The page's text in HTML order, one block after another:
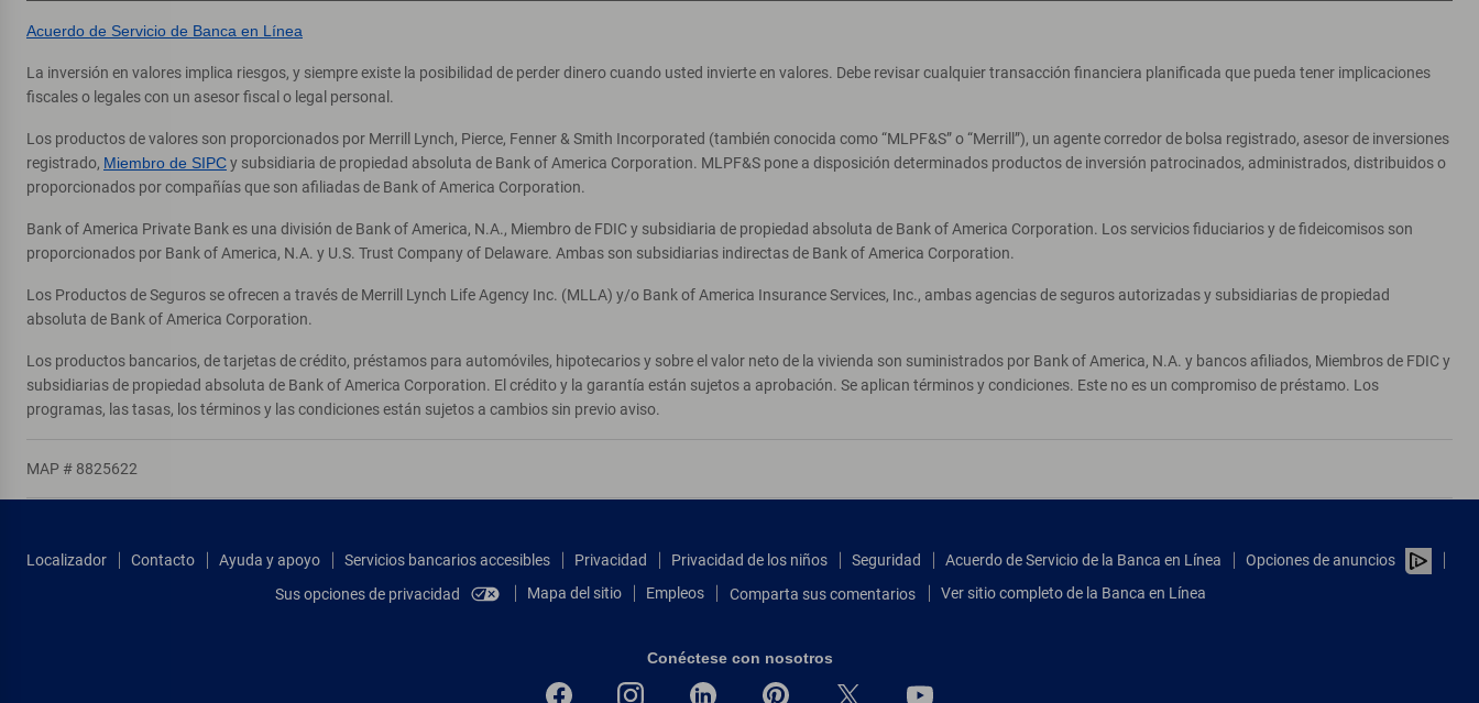
Acuerdo de Servicio de Banca en Línea
La inversión en valores implica riesgos, y siempre existe la posibilidad de perder dinero cuando usted invierte en valores. Debe revisar cualquier transacción financiera planificada que pueda tener implicaciones
fiscales o legales con un asesor fiscal o legal personal.
Los productos de valores son proporcionados por Merrill Lynch, Pierce, Fenner & Smith Incorporated (también conocida como “MLPF&S” o “Merrill”), un agente corredor de bolsa registrado, asesor de inversiones
registrado, Miembro de SIPCy subsidiaria de propiedad absoluta de Bank of America Corporation. MLPF&S pone a disposición determinados productos de inversión patrocinados, administrados, distribuidos o
proporcionados por compañías que son afiliadas de Bank of America Corporation.
Bank of America Private Bank es una división de Bank of America, N.A., Miembro de FDIC y subsidiaria de propiedad absoluta de Bank of America Corporation. Los servicios fiduciarios y de fideicomisos son
proporcionados por Bank of America, N.A. y U.S. Trust Company of Delaware. Ambas son subsidiarias indirectas de Bank of America Corporation.
Los Productos de Seguros se ofrecen a través de Merrill Lynch Life Agency Inc. (MLLA) y/o Bank of America Insurance Services, Inc., ambas agencias de seguros autorizadas y subsidiarias de propiedad
absoluta de Bank of America Corporation.
Los productos bancarios, de tarjetas de crédito, préstamos para automóviles, hipotecarios y sobre el valor neto de la vivienda son suministrados por Bank of America, N.A. y bancos afiliados, Miembros de FDIC y
subsidiarias de propiedad absoluta de Bank of America Corporation. El crédito y la garantía están sujetos a aprobación. Se aplican términos y condiciones. Este no es un compromiso de préstamo. Los
programas, las tasas, los términos y las condiciones están sujetos a cambios sin previo aviso.
MAP # 8825622
Localizador Contacto Ayuda y apoyo Servicios bancarios accesibles Privacidad Privacidad de los niños Seguridad Acuerdo de Servicio de la Banca en Línea
Opciones de anuncios
Sus opciones de privacidad
Mapa del sitio Empleos Comparta sus comentarios Ver sitio completo de la Banca en Línea
Conéctese con nosotros